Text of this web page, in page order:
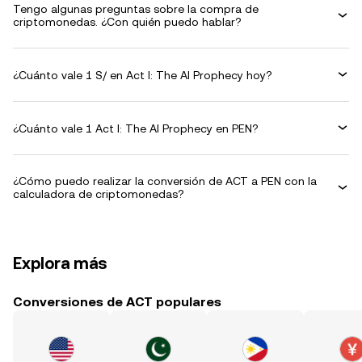
Tengo algunas preguntas sobre la compra de
criptomonedas. ¿Con quién puedo hablar?
¿Cuánto vale 1 S/ en Act I: The AI Prophecy hoy?
¿Cuánto vale 1 Act I: The AI Prophecy en PEN?
¿Cómo puedo realizar la conversión de ACT a PEN con la
calculadora de criptomonedas?
Explora más
Conversiones de ACT populares